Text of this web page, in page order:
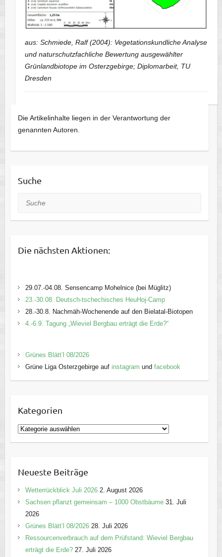
aus: Schmiede, Ralf (2004): Vegetationskundliche Analyse
und naturschutzfachliche Bewertung ausgewählter
Grünlandbiotope im Osterzgebirge; Diplomarbeit, TU
Dresden
Die Artikelinhalte liegen in der Verantwortung der
genannten Autoren.
Suche
Suche
Die nächsten Aktionen:
29.07.-04.08. Sensencamp Mohelnice (bei Müglitz)
23.-30.08. Deutsch-tschechisches HeuHoj-Camp
28.-30.8. Nachmäh-Wochenende auf den Bielatal-Biotopen
4.-6.9. Tagung „Wieviel Bergbau erträgt die Erde?“
Grünes Blätt’l 08/2026
Grüne Liga Osterzgebirge auf instagram und facebook
Kategorien
K
a
g
o
r
e
n
Neueste Beiträge
Wetterrückblick Juli 2026 2. August 2026
Sachsen pflanzt gemeinsam – 1000 Obstbäume 31. Juli
2026
Grünes Blätt’l 08/2026 28. Juli 2026
Ressourcenverbrauch auf dem Prüfstand: Wieviel Bergbau
erträgt die Erde? 27. Juli 2026